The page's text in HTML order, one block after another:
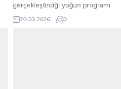
gerçekleştirdiği yoğun programı
sırasında mahalle aralarında şeker
toplayan çocuklarla karşılaşınca
20.03.2026 0